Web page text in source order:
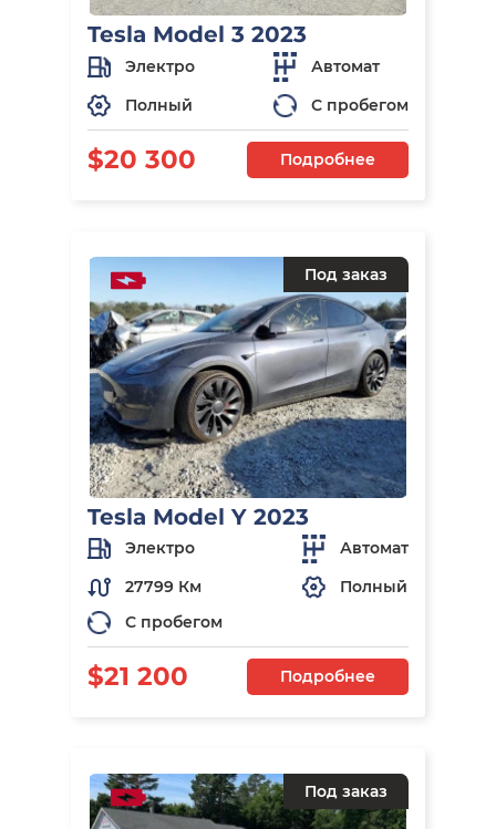
Tesla Model 3 2023
Электро
Автомат
Полный
С пробегом
$20 300 Подробнее
Под заказ
Tesla Model Y 2023
Электро
Автомат
27799 Км
Полный
С пробегом
$21 200 Подробнее
Под заказ